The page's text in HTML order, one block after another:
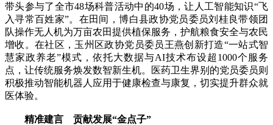
带头参与了全市48场科普活动中的40场，让人工智能知识“飞
入寻常百姓家”。在田间，博白县政协党员委员刘桂良带领团
队操作无人机为万亩农田提供植保服务，护航粮食安全与农民
增收。在社区，玉州区政协党员委员王燕创新打造“一站式智
慧家政养老”模式，依托大数据与AI技术布设超1000个服务
点，让传统服务焕发数智新生机。医药卫生界别的党员委员则
积极推动智能机器人应用于健康检查与康复，切实提升群众就
医体验。
精准建言 贡献发展“金点子”